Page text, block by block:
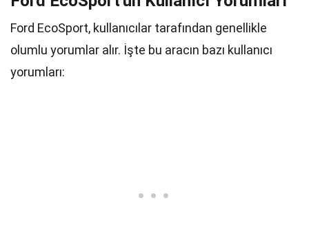
Ford EcoSport, kullanıcılar tarafından genellikle
olumlu yorumlar alır. İşte bu aracın bazı kullanıcı
yorumları: